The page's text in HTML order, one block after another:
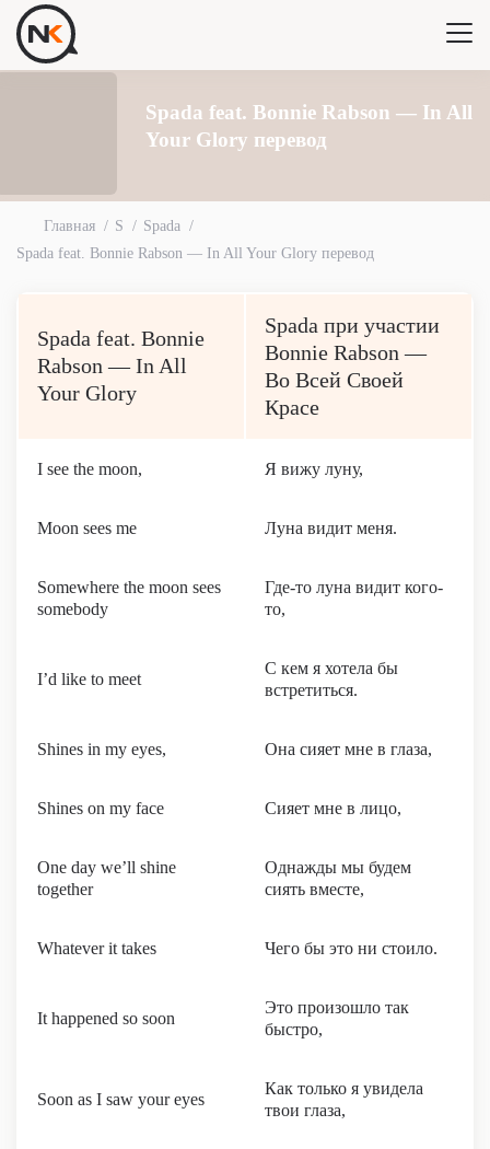
Spada feat. Bonnie Rabson — In All
Your Glory перевод
Главная S
Spada
Spada feat. Bonnie Rabson — In All Your Glory перевод
Spada feat. Bonnie
Rabson — In All
Your Glory
Spada при участии
Bonnie Rabson —
Во Всей Своей
Красе
I see the moon, Я вижу луну,
Moon sees me Луна видит меня.
Somewhere the moon sees
somebody
Где-то луна видит кого-
то,
I’d like to meet
С кем я хотела бы
встретиться.
Shines in my eyes, Она сияет мне в глаза,
Shines on my face Сияет мне в лицо,
One day we’ll shine
together
Однажды мы будем
сиять вместе,
Whatever it takes Чего бы это ни стоило.
It happened so soon
Это произошло так
быстро,
Soon as I saw your eyes
Как только я увидела
твои глаза,